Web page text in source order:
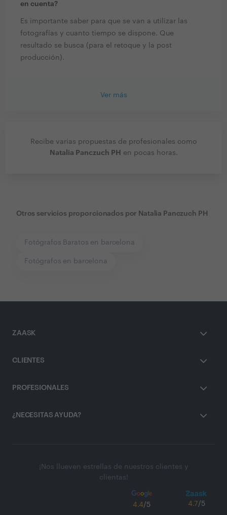
en cuenta?
Es importante saber para que se van a utilizar las
fotografías y cuanto tiempo se dispone. Que
resultado se busca (para el retoque y la post
producción).
Ver más
Recibe varias propuestas de profesionales como
Natalia Panczuch PH
en pocas horas.
Otros servicios proporcionados por Natalia Panczuch PH
Fotógrafos Baratos en barcelona
Fotógrafos en barcelona
ZAASK
CLIENTES
PROFESIONALES
¿NECESITAS AYUDA?
¡Nos llueven estrellas de nuestros clientes y
clientas!
4.4/5 4.7/5